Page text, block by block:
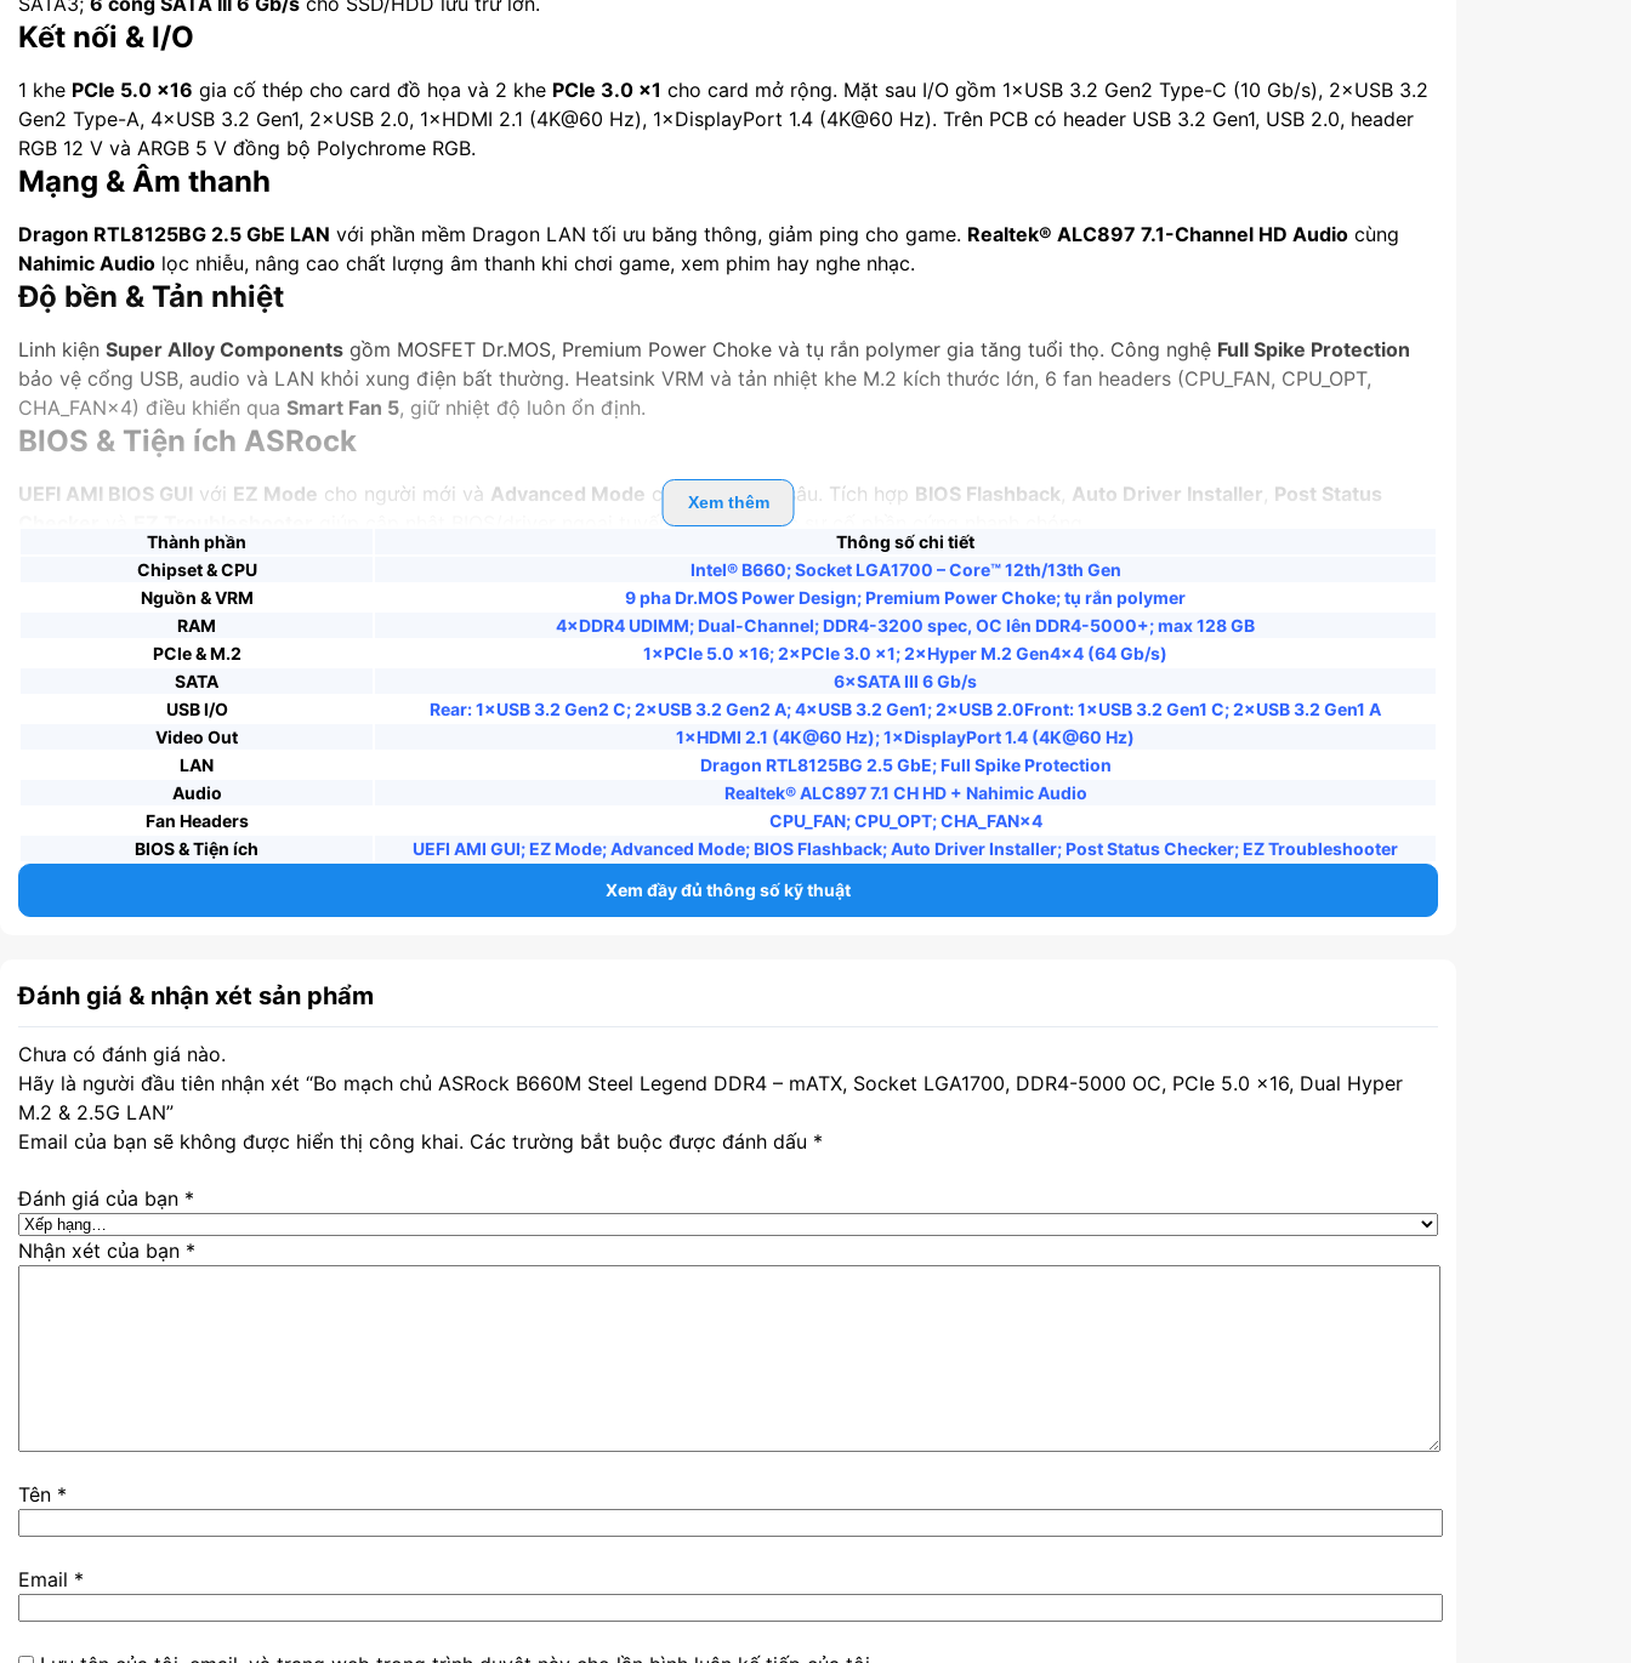
Kết nối & I/O
1 khe PCIe 5.0 x16 gia cố thép cho card đồ họa và 2 khe PCIe 3.0 x1 cho card mở rộng. Mặt sau I/O gồm 1×USB 3.2 Gen2 Type-C (10 Gb/s), 2×USB 3.2
Gen2 Type-A, 4×USB 3.2 Gen1, 2×USB 2.0, 1×HDMI 2.1 (4K@60 Hz), 1×DisplayPort 1.4 (4K@60 Hz). Trên PCB có header USB 3.2 Gen1, USB 2.0, header
RGB 12 V và ARGB 5 V đồng bộ Polychrome RGB.
Mạng & Âm thanh
Dragon RTL8125BG 2.5 GbE LAN với phần mềm Dragon LAN tối ưu băng thông, giảm ping cho game. Realtek® ALC897 7.1-Channel HD Audio cùng
Nahimic Audio lọc nhiễu, nâng cao chất lượng âm thanh khi chơi game, xem phim hay nghe nhạc.
Độ bền & Tản nhiệt
Linh kiện Super Alloy Components gồm MOSFET Dr.MOS, Premium Power Choke và tụ rắn polymer gia tăng tuổi thọ. Công nghệ Full Spike Protection
bảo vệ cổng USB, audio và LAN khỏi xung điện bất thường. Heatsink VRM và tản nhiệt khe M.2 kích thước lớn, 6 fan headers (CPU_FAN, CPU_OPT,
CHA_FAN×4) điều khiển qua Smart Fan 5, giữ nhiệt độ luôn ổn định.
BIOS & Tiện ích ASRock
UEFI AMI BIOS GUI với EZ Mode cho người mới và Advanced Mode cho tinh chỉnh sâu. Tích hợp BIOS Flashback, Auto Driver Installer, Post Status
giúp cập nhật BIOS/driver ngoại tuyến và khắc phục sự cố phần cứng nhanh chóng.
Ứng dụng & Lợi ích
Gaming tầm trung: GPU PCIe 5.0 x16 và LAN 2.5 GbE mang lại trải nghiệm 1080p/1440p mượt mà.
Workstation entry-level:
DDR4-5000+ OC và SSD Gen4 NVMe rút ngắn thời gian render Full HD.
Streaming & đa nhiệm:
USB Type-C, Wi-Fi 6E tùy chọn qua M.2 Key-E, phân luồng mạng linh hoạt.
HTPC & Media Center:
Streaming 4K60, âm thanh 7.1 kênh sống động, không gian gọn gàng.
PC văn phòng: Office, Zoom, đa tab trình duyệt mượt mà; form mATX tiết kiệm không gian.
Xem thêm
Thành phần
Thông số chi tiết
Chipset & CPU
Intel® B660; Socket LGA1700 – Core™ 12th/13th Gen
Nguồn & VRM
9 pha Dr.MOS Power Design; Premium Power Choke; tụ rắn polymer
RAM
4×DDR4 UDIMM; Dual-Channel; DDR4-3200 spec, OC lên DDR4-5000+; max 128 GB
PCIe & M.2
1×PCIe 5.0 x16; 2×PCIe 3.0 x1; 2×Hyper M.2 Gen4×4 (64 Gb/s)
SATA
6×SATA III 6 Gb/s
USB I/O
Rear: 1×USB 3.2 Gen2 C; 2×USB 3.2 Gen2 A; 4×USB 3.2 Gen1; 2×USB 2.0Front: 1×USB 3.2 Gen1 C; 2×USB 3.2 Gen1 A
Video Out
1×HDMI 2.1 (4K@60 Hz); 1×DisplayPort 1.4 (4K@60 Hz)
LAN
Dragon RTL8125BG 2.5 GbE; Full Spike Protection
Audio
Realtek® ALC897 7.1 CH HD + Nahimic Audio
Fan Headers
CPU_FAN; CPU_OPT; CHA_FAN×4
BIOS & Tiện ích
UEFI AMI GUI; EZ Mode; Advanced Mode; BIOS Flashback; Auto Driver Installer; Post Status Checker; EZ Troubleshooter
Xem đầy đủ thông số kỹ thuật
Đánh giá & nhận xét sản phẩm
Chưa có đánh giá nào.
Hãy là người đầu tiên nhận xét “Bo mạch chủ ASRock B660M Steel Legend DDR4 – mATX, Socket LGA1700, DDR4-5000 OC, PCIe 5.0 x16, Dual Hyper
M.2 & 2.5G LAN”
Email của bạn sẽ không được hiển thị công khai. Các trường bắt buộc được đánh dấu *
Đánh giá của bạn *
Nhận xét của bạn *
Tên *
Email *